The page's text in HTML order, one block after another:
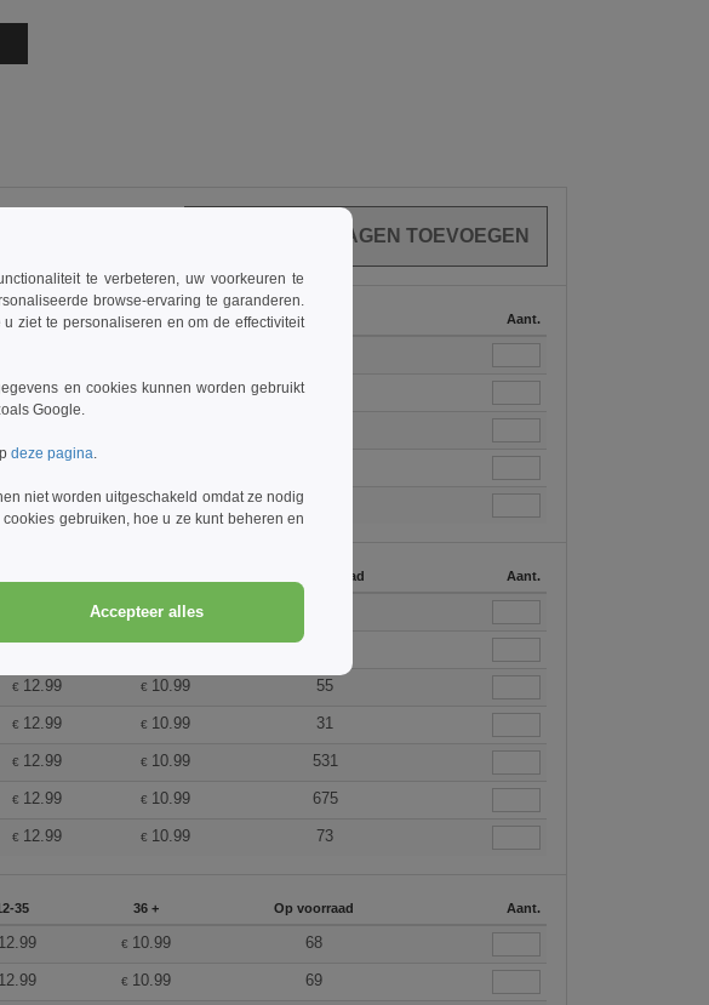
36 + Op voorraad Aant.
€10.99 58
€10.99 17
Op voorraad Aant.
€10.99
12.99 10.99
€ 12.99 € 10.99 55
€ 12.99 € 10.99 31
€ 12.99 € 10.99 531
€ 12.99 € 10.99 675
€ 12.99 € 10.99 73
35 36 + Op voorraad Aant.
12.99 € 10.99 68
12.99 € 10.99 69
te verbeteren, uw voorkeuren te
browse-ervaring te garanderen.
ziet te personaliseren en om de effectiviteit
en cookies kunnen worden gebruikt
Google.
deze pagina.
niet worden uitgeschakeld omdat ze nodig
gebruiken, hoe u ze kunt beheren en
Accepteer alles